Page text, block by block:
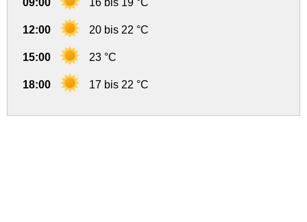
09:00 16 bis 19 °C
12:00 20 bis 22 °C
15:00 23 °C
18:00 17 bis 22 °C